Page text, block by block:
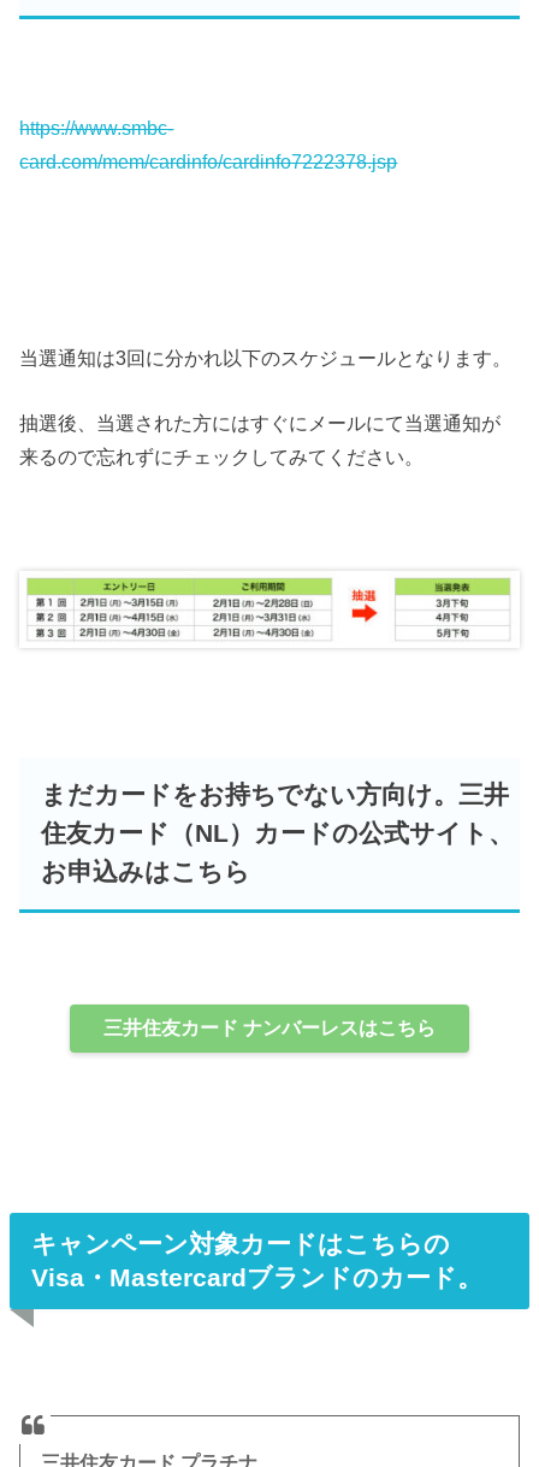
https://www.smbc-
card.com/mem/cardinfo/cardinfo7222378.jsp
当選通知は3回に分かれ以下のスケジュールとなります。
抽選後、当選された方にはすぐにメールにて当選通知が
来るので忘れずにチェックしてみてください。
まだカードをお持ちでない方向け。三井
住友カード（NL）カードの公式サイト、
お申込みはこちら
三井住友カード ナンバーレスはこちら
キャンペーン対象カードはこちらの
Visa・Mastercardブランドのカード。
三井住友カード プラチナ